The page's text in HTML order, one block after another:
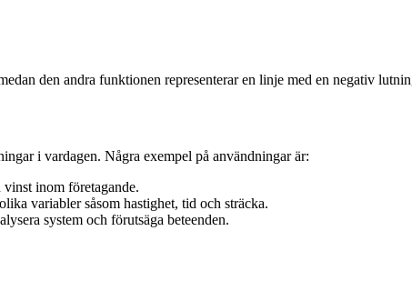
den andra funktionen representerar en linje med en negativ
i vardagen. Några exempel på användningar är:
inom företagande.
variabler såsom hastighet, tid och sträcka.
system och förutsäga beteenden.